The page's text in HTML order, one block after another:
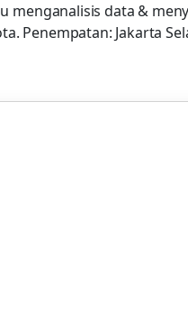
menganalisis data &
Penempatan: Jakarta